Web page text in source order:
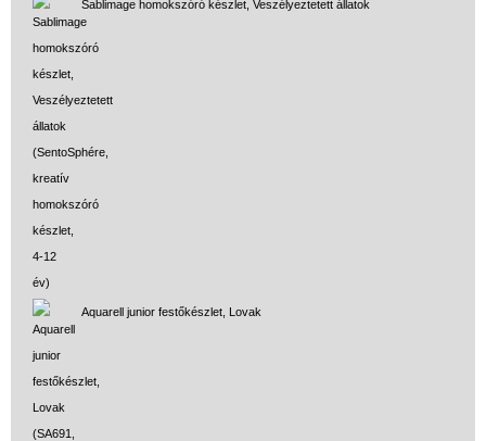
Sablimage homokszóró készlet, Veszélyeztetett állatok
Aquarell junior festőkészlet, Lovak